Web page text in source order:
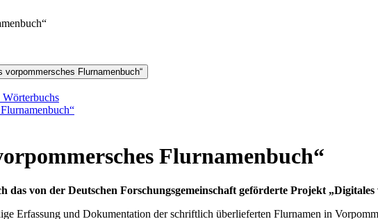
vorpommersches Flurnamenbuch“
Flurnamenbuch“
das von der Deutschen Forschungsgemeinschaft geförderte Projekt
Erfassung und Dokumentation der schriftlich überlieferten Flurnamen in